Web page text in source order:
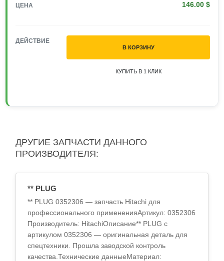
ЦЕНА 146.00 $
ДЕЙСТВИЕ
В КОРЗИНУ
КУПИТЬ В 1 КЛИК
ДРУГИЕ ЗАПЧАСТИ ДАННОГО
ПРОИЗВОДИТЕЛЯ:
** PLUG
** PLUG 0352306 — запчасть Hitachi для
профессионального примененияАртикул: 0352306
Производитель: HitachiОписание** PLUG с
артикулом 0352306 — оригинальная деталь для
спецтехники. Прошла заводской контроль
качества.Технические данныеМатериал: